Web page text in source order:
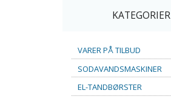
KATEGORIER
VARER PÅ TILBUD
SODAVANDSMASKINER
EL-TANDBØRSTER